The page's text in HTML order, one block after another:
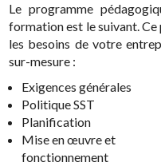
Le programme
formation est le suivant.
les besoins de votre
sur-mesure :
Exigences générales
Politique SST
Planification
Mise en œuvre et
fonctionnement